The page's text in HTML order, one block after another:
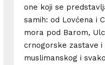
one koji se
samih: od Lovćena i
mora pod Barom,
crnogorske zastave
muslimanskog i